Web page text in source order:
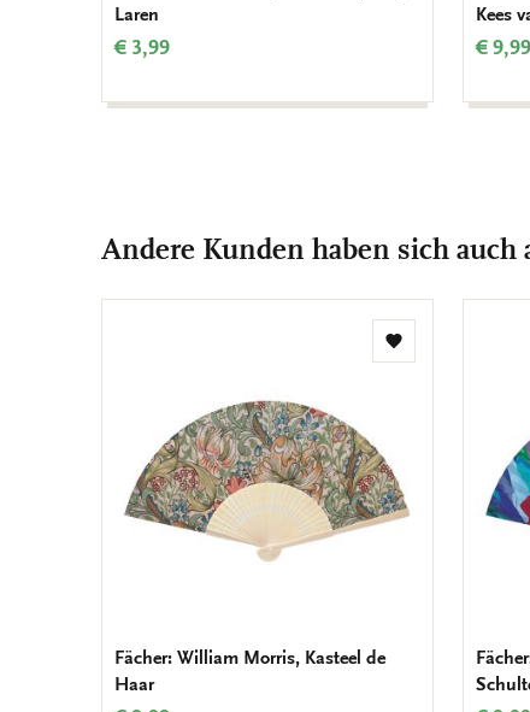
Laren
€ 3,99
Kees
€ 9,99
Andere Kunden haben sich auch
Zur
Fächer: William Morris, Kasteel de
Haar